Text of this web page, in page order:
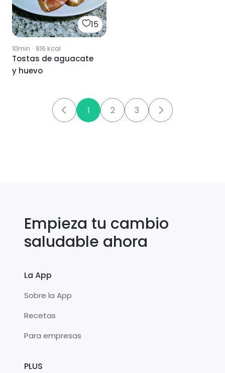
15
10min · 816 kcal
Tostas de aguacate
y huevo
1 2 3
Empieza tu cambio
saludable ahora
La App
Sobre la App
Recetas
Para empresas
PLUS